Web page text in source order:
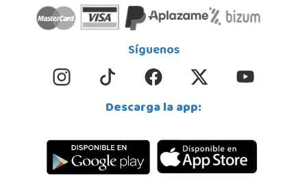
Alicante
Avd. de las Cortes Valencianas S/N. Pol. Casa Grande III Manzana A-2(PLUS)
Localizar Tienda
Síguenos
Descarga la app: